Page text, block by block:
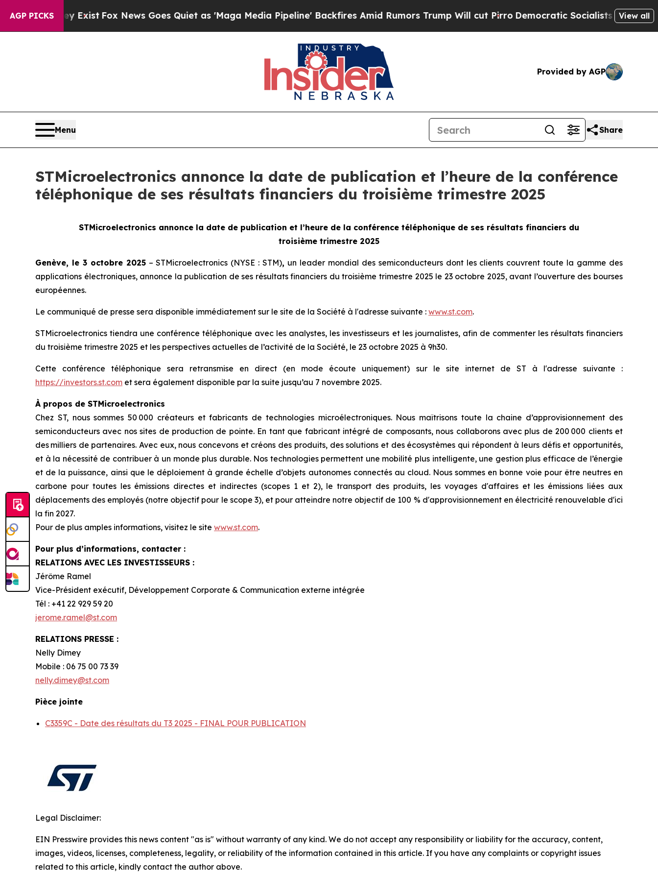
AGP PICKS
They Exist Fox News Goes Quiet as 'Maga Media Pipeline' Backfires Amid Rumors Trump Will cut PirroDemocratic Socialists of AmericaView all
Provided by AGP
Menu Share
STMicroelectronics annonce la date de publication et l’heure de la conférence
téléphonique de ses résultats financiers du troisième trimestre 2025
STMicroelectronics annonce la date de publication et l’heure de la conférence téléphonique de ses résultats financiers du
troisième trimestre 2025
Genève, le 3 octobre 2025– STMicroelectronics (NYSE : STM), un leader mondial des semiconducteurs dont les clients couvrent toute la gamme des
applications électroniques, annonce la publication de ses résultats financiers du troisième trimestre 2025 le 23 octobre 2025, avant l’ouverture des bourses
européennes.
Le communiqué de presse sera disponible immédiatement sur le site de la Société à l'adresse suivante : www.st.com.
STMicroelectronics tiendra une conférence téléphonique avec les analystes, les investisseurs et les journalistes, afin de commenter les résultats financiers
du troisième trimestre 2025 et les perspectives actuelles de l’activité de la Société, le 23 octobre 2025 à 9h30.
Cette conférence téléphonique sera retransmise en direct (en mode écoute uniquement) sur le site internet de ST à l'adresse suivante :
https://investors.st.com et sera également disponible par la suite jusqu’au 7 novembre 2025.
À propos de STMicroelectronics
Chez ST, nous sommes 50 000 créateurs et fabricants de technologies microélectroniques. Nous maîtrisons toute la chaine d’approvisionnement des
semiconducteurs avec nos sites de production de pointe. En tant que fabricant intégré de composants, nous collaborons avec plus de 200 000 clients et
des milliers de partenaires. Avec eux, nous concevons et créons des produits, des solutions et des écosystèmes qui répondent à leurs défis et opportunités,
et à la nécessité de contribuer à un monde plus durable. Nos technologies permettent une mobilité plus intelligente, une gestion plus efficace de l’énergie
et de la puissance, ainsi que le déploiement à grande échelle d’objets autonomes connectés au cloud. Nous sommes en bonne voie pour être neutres en
carbone pour toutes les émissions directes et indirectes (scopes 1 et 2), le transport des produits, les voyages d'affaires et les émissions liées aux
déplacements des employés (notre objectif pour le scope 3), et pour atteindre notre objectif de 100 % d'approvisionnement en électricité renouvelable d'ici
la fin 2027.
Pour de plus amples informations, visitez le site www.st.com.
Pour plus d’informations, contacter :
RELATIONS AVEC LES INVESTISSEURS :
Jérôme Ramel
Vice-Président exécutif, Développement Corporate & Communication externe intégrée
Tél : +41 22 929 59 20
jerome.ramel@st.com
RELATIONS PRESSE :
Nelly Dimey
Mobile : 06 75 00 73 39
nelly.dimey@st.com
Pièce jointe
C3359C - Date des résultats du T3 2025 - FINAL POUR PUBLICATION
Legal Disclaimer:
EIN Presswire provides this news content "as is" without warranty of any kind. We do not accept any responsibility or liability for the accuracy, content,
images, videos, licenses, completeness, legality, or reliability of the information contained in this article. If you have any complaints or copyright issues
related to this article, kindly contact the author above.